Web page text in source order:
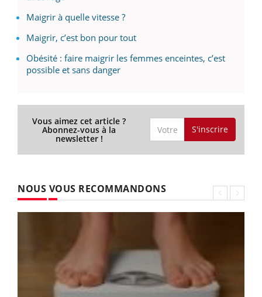
Maigrir à quelle vitesse ?
Maigrir, c’est bon pour tout
Obésité : faire maigrir les femmes enceintes, c’est
possible et sans danger
Vous aimez cet article ?
Abonnez-vous à la
newsletter !
S'inscrire
NOUS VOUS RECOMMANDONS